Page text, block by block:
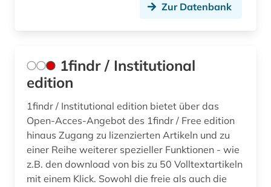
autographen (1)
autor (2)
außenpolitik (2)
Zur Datenbank
1findr / Institutional
edition
1findr / Institutional edition bietet über das
Open-Acces-Angebot des 1findr / Free edition
hinaus Zugang zu lizenzierten Artikeln und zu
einer Reihe weiterer spezieller Funktionen - wie
z.B. den download von bis zu 50 Volltextartikeln
mit einem Klick. Sowohl die freie als auch die